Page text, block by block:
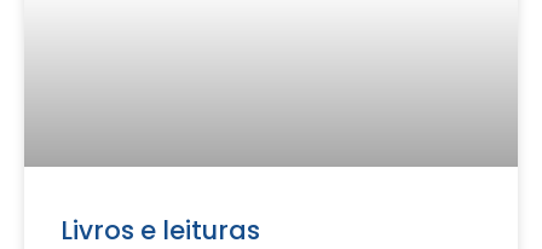
Livros e leituras